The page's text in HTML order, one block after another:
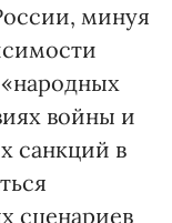
минуя
войны и
санкций в
сценариев